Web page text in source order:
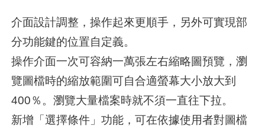
介面設計調整，操作起來更順手，另外可實現部
分功能鍵的位置自定義。
操作介面一次可容納一萬張左右縮略圖預覽，瀏
覽圖檔時的縮放範圍可自合適螢幕大小放大到
400％。瀏覽大量檔案時就不須一直往下拉。
新增「選擇條件」功能，可在依據使用者對圖檔